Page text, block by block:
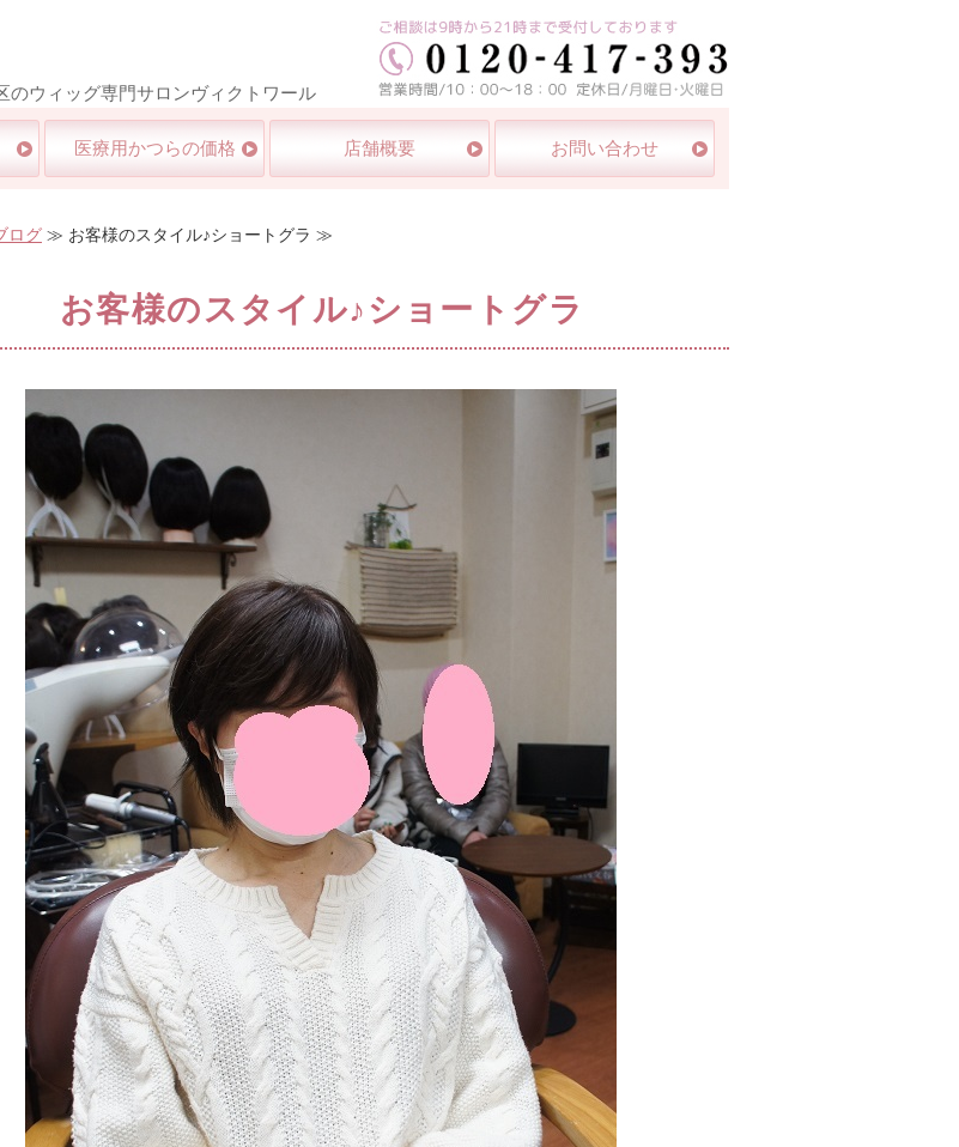
医療用ウイッグ・かつら専門店｜医療用かつら.net｜仙台市太白区
ウィッグ専門サロンヴィクトワール
医療用かつらの価格 店舗概要 お問い合わせ
ログ ≫ お客様のスタイル♪ショートグラ ≫
お客様のスタイル♪ショートグラ